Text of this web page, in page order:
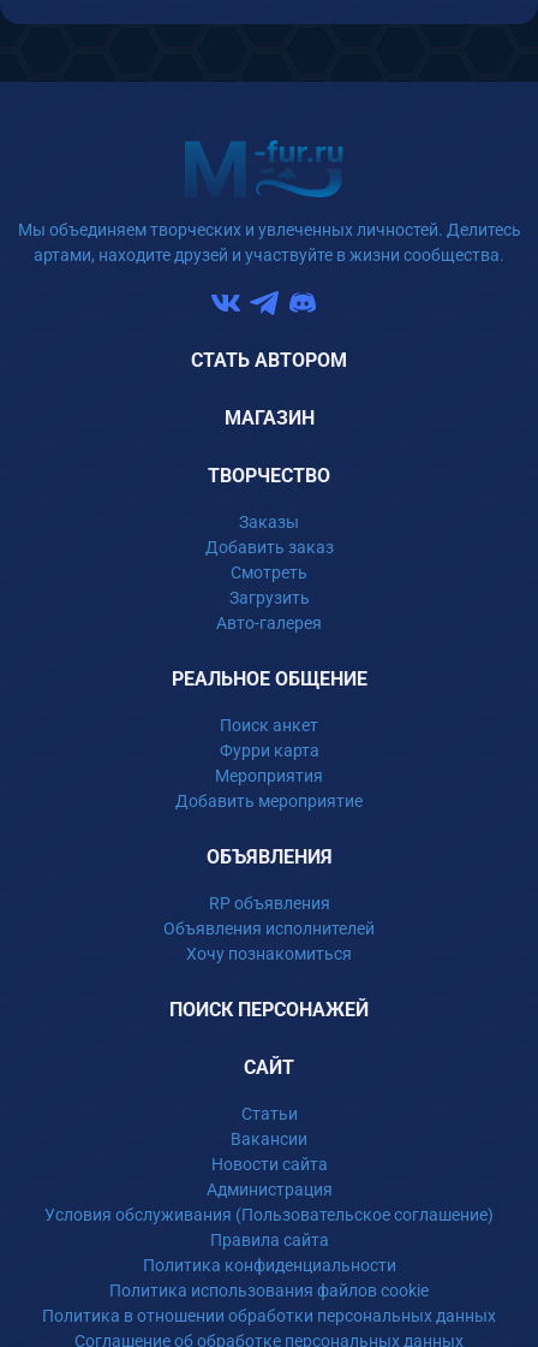
Мы объединяем творческих и увлеченных личностей. Делитесь
артами, находите друзей и участвуйте в жизни сообщества.
СТАТЬ АВТОРОМ
МАГАЗИН
ТВОРЧЕСТВО
Заказы
Добавить заказ
Смотреть
Загрузить
Авто-галерея
РЕАЛЬНОЕ ОБЩЕНИЕ
Поиск анкет
Фурри карта
Мероприятия
Добавить мероприятие
ОБЪЯВЛЕНИЯ
RP объявления
Объявления исполнителей
Хочу познакомиться
ПОИСК ПЕРСОНАЖЕЙ
САЙТ
Статьи
Вакансии
Новости сайта
Администрация
Условия обслуживания (Пользовательское соглашение)
Правила сайта
Политика конфиденциальности
Политика использования файлов cookie
Политика в отношении обработки персональных данных
Соглашение об обработке персональных данных